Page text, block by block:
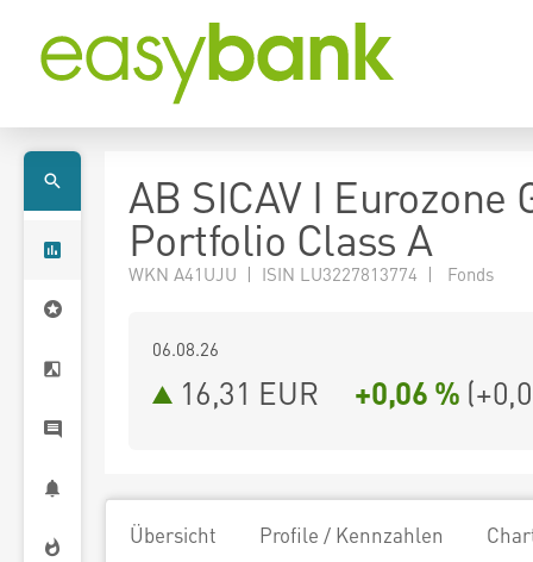
AB SICAV I Eurozone
Portfolio Class A
WKN A41UJU | ISIN LU3227813774 | Fonds
06.08.26
16,31 EUR +0,06 % (
Übersicht Profile / Kennzahlen